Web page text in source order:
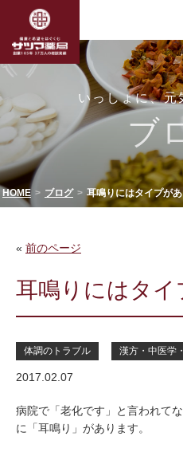
いっしょに、元
ブ
HOME ブログ 耳鳴りにはタイプがあ
« 前のページ
耳鳴りにはタイ
体調のトラブル 漢方・中医学
2017.02.07
病院で「老化です」と言われて
に「耳鳴り」があります。